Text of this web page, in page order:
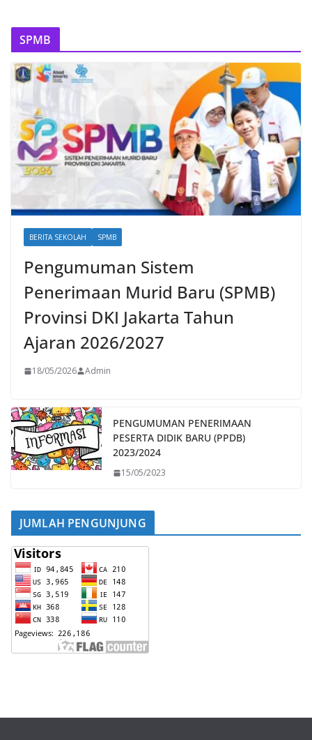
SPMB
BERITA SEKOLAH SPMB
Pengumuman Sistem
Penerimaan Murid Baru (SPMB)
Provinsi DKI Jakarta Tahun
Ajaran 2026/2027
18/05/2026 Admin
PENGUMUMAN PENERIMAAN
PESERTA DIDIK BARU (PPDB)
2023/2024
15/05/2023
JUMLAH PENGUNJUNG